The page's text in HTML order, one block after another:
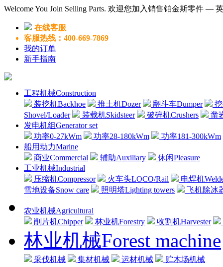
Welcome You Join Selling Parts. 欢迎您加入销售铂金斯零件 —
在线客服
客服热线：400-669-7869
我的订单
新手指南
工程机械Construction
装挖机Backhoe
推土机Dozer 翻斗车Dumper
Shovel/Loader
装载机Skidsteer 破碎机Crushers
凿
发电机组Generator set
功率0-27kWm
功率28-180kWm
功率181-300kWm
船用动力Marine
商业Commercial
辅助Auxiliary
休闲Pleasure
工业机械Industrial
压缩机Compressor
火车头LOCO/Rail
电焊机
雪地设备Snow care
照明塔Lighting towers 飞机除冰
农业机械Agricultural
削片机Chipper
林业机Forestry 收割机Harvester
林业机械Forest machine
采伐机械 集材机械 运材机械 贮木场机械